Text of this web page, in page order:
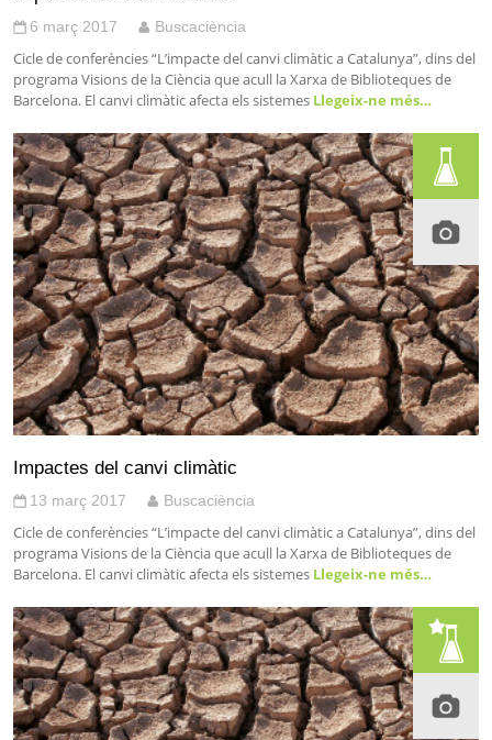
6 març 2017 Buscaciència
Cicle de conferències “L’impacte del canvi climàtic a Catalunya”, dins del
programa Visions de la Ciència que acull la Xarxa de Biblioteques de
Barcelona. El canvi climàtic afecta els sistemes Llegeix-ne més…
Impactes del canvi climàtic
13 març 2017 Buscaciència
Cicle de conferències “L’impacte del canvi climàtic a Catalunya”, dins del
programa Visions de la Ciència que acull la Xarxa de Biblioteques de
Barcelona. El canvi climàtic afecta els sistemes Llegeix-ne més…